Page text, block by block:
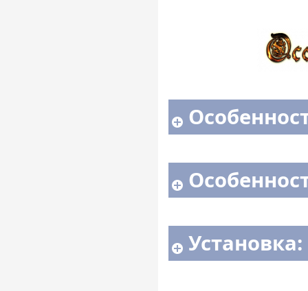
Установка: